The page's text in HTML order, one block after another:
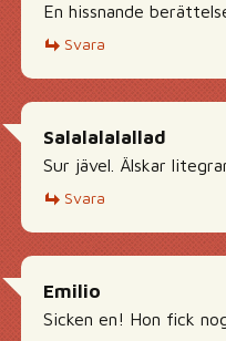
En hissnande
Svara
Salalalalallad
Sur jävel. Älskar
Svara
Emilio
Sicken en! Hon fick